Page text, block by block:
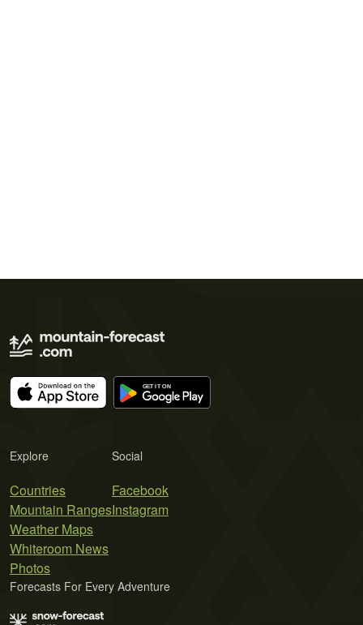
Explore
Countries
Mountain Ranges
Weather Maps
Whiteroom News
Photos
Social
Facebook
Instagram
Forecasts For Every Adventure